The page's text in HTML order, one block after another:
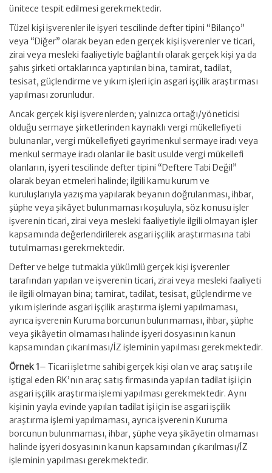
ünitece tespit edilmesi gerekmektedir.
Tüzel kişi işverenler ile işyeri tescilinde defter tipini “Bilanço”
veya “Diğer” olarak beyan eden gerçek kişi işverenler ve ticari,
zirai veya mesleki faaliyetiyle bağlantılı olarak gerçek kişi ya da
şahıs şirketi ortaklarınca yaptırılan bina, tamirat, tadilat,
tesisat, güçlendirme ve yıkım işleri için asgari işçilik araştırması
yapılması zorunludur.
Ancak gerçek kişi işverenlerden; yalnızca ortağı/yöneticisi
olduğu sermaye şirketlerinden kaynaklı vergi mükellefiyeti
bulunanlar, vergi mükellefiyeti gayrimenkul sermaye iradı veya
menkul sermaye iradı olanlar ile basit usulde vergi mükellefi
olanların, işyeri tescilinde defter tipini “Deftere Tabi Değil”
olarak beyan etmeleri halinde; ilgili kamu kurum ve
kuruluşlarıyla yazışma yapılarak beyanın doğrulanması, ihbar,
şüphe veya şikâyet bulunmaması koşuluyla, söz konusu işler
işverenin ticari, zirai veya mesleki faaliyetiyle ilgili olmayan işler
kapsamında değerlendirilerek asgari işçilik araştırmasına tabi
tutulmaması gerekmektedir.
Defter ve belge tutmakla yükümlü gerçek kişi işverenler
tarafından yapılan ve işverenin ticari, zirai veya mesleki faaliyeti
ile ilgili olmayan bina; tamirat, tadilat, tesisat, güçlendirme ve
yıkım işlerinde asgari işçilik araştırma işlemi yapılmaması,
ayrıca işverenin Kuruma borcunun bulunmaması, ihbar, şüphe
veya şikâyetin olmaması halinde işyeri dosyasının kanun
kapsamından çıkarılması/İZ işleminin yapılması gerekmektedir.
Örnek 1– Ticari işletme sahibi gerçek kişi olan ve araç satışı ile
iştigal eden RK’nın araç satış firmasında yapılan tadilat işi için
asgari işçilik araştırma işlemi yapılması gerekmektedir. Aynı
kişinin yayla evinde yapılan tadilat işi için ise asgari işçilik
araştırma işlemi yapılmaması, ayrıca işverenin Kuruma
borcunun bulunmaması, ihbar, şüphe veya şikâyetin olmaması
halinde işyeri dosyasının kanun kapsamından çıkarılması/İZ
işleminin yapılması gerekmektedir.